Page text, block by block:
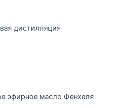
дистилляция
эфирное масло Фенхеля